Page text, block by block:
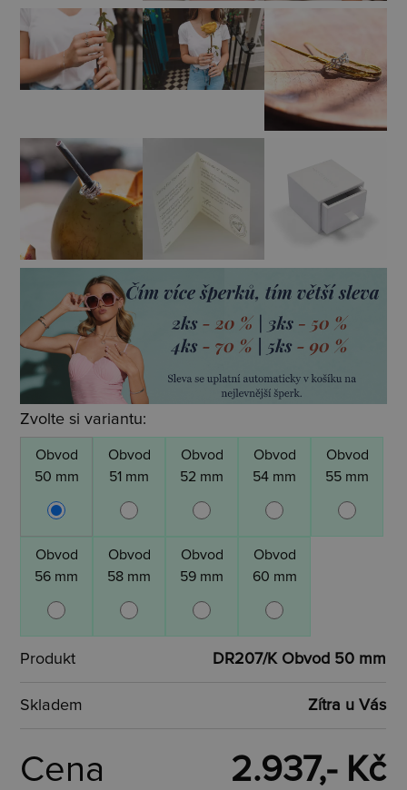
Zvolte si variantu:
Obvod
50 mm
Obvod
51 mm
Obvod
52 mm
Obvod
54 mm
Obvod
55 mm
Obvod
56 mm
Obvod
58 mm
Obvod
59 mm
Obvod
60 mm
Produkt DR207/K Obvod 50 mm
Skladem Zítra u Vás
Cena 2.937,- Kč